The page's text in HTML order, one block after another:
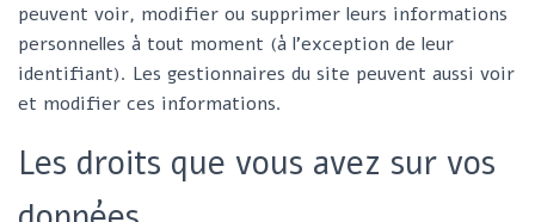
peuvent voir, modifier ou supprimer leurs informations
personnelles à tout moment (à l’exception de leur
identifiant). Les gestionnaires du site peuvent aussi voir
et modifier ces informations.
Les droits que vous avez sur vos